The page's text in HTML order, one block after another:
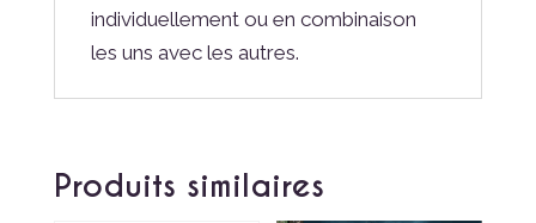
individuellement ou en combinaison
les uns avec les autres.
Produits similaires